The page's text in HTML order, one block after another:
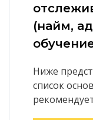
(найм,
Ниже
список